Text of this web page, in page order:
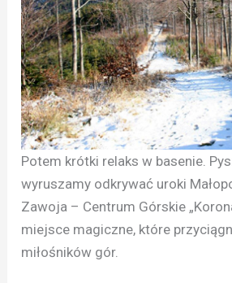
Potem krótki relaks w basenie.
wyruszamy odkrywać uroki
Zawoja – Centrum Górskie
miejsce magiczne, które
miłośników gór.